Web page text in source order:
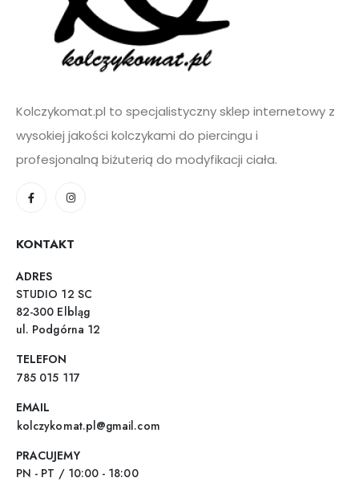
Kolczykomat.pl to specjalistyczny sklep internetowy z
wysokiej jakości kolczykami do piercingu i
profesjonalną biżuterią do modyfikacji ciała.
KONTAKT
ADRES
STUDIO 12 SC
82-300 Elbląg
ul. Podgórna 12
TELEFON
785 015 117
EMAIL
kolczykomat.pl@gmail.com
PRACUJEMY
PN - PT / 10:00 - 18:00